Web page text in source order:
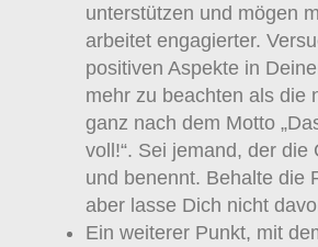
unterstützen und mögen
arbeitet engagierter.
positiven Aspekte in
mehr zu beachten als die
ganz nach dem Motto
voll!“. Sei jemand, der die
und benennt. Behalte die
aber lasse Dich nicht
Ein weiterer Punkt, mit